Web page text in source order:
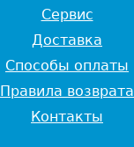
Сервис
Доставка
Способы оплаты
Правила возврата
Контакты